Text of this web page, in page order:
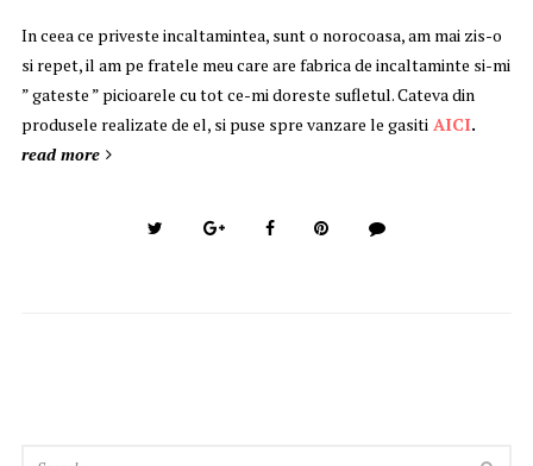
In ceea ce priveste incaltamintea, sunt o norocoasa, am mai zis-o
si repet, il am pe fratele meu care are fabrica de incaltaminte si-mi
” gateste ” picioarele cu tot ce-mi doreste sufletul. Cateva din
produsele realizate de el, si puse spre vanzare le gasiti AICI.
read more